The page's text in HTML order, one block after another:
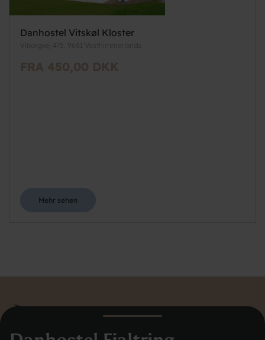
Danhostel Vitskøl Kloster
Viborgvej 475, 9681 Vesthimmerlands
FRA 450,00 DKK
Mehr sehen